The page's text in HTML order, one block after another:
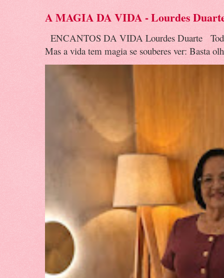
A MAGIA DA VIDA - Lourdes
ENCANTOS DA VIDA Lourdes Duarte
Mas a vida tem magia se souberes ver: Basta